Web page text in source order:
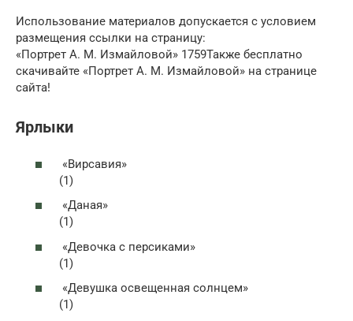
Использование материалов допускается с условием
размещения ссылки на страницу:
«Портрет А. М. Измайловой» 1759Также бесплатно
скачивайте «Портрет А. М. Измайловой» на странице
сайта!
Ярлыки
«Вирсавия»
(1)
«Даная»
(1)
«Девочка с персиками»
(1)
«Девушка освещенная солнцем»
(1)